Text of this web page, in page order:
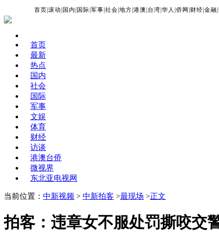
首页 |滚动 国内 国际 |军事 |社会 |地方 |港澳 台湾 |华人 |侨网 财经 |金融 |
首页
最新
热点
国内
社会
国际
军事
文娱
体育
财经
访谈
港澳台侨
微视界
东北亚电视网
当前位置： 中新视频 > 中新拍客 >最现场 >正文
拍客：违章女不服处罚撕咬交